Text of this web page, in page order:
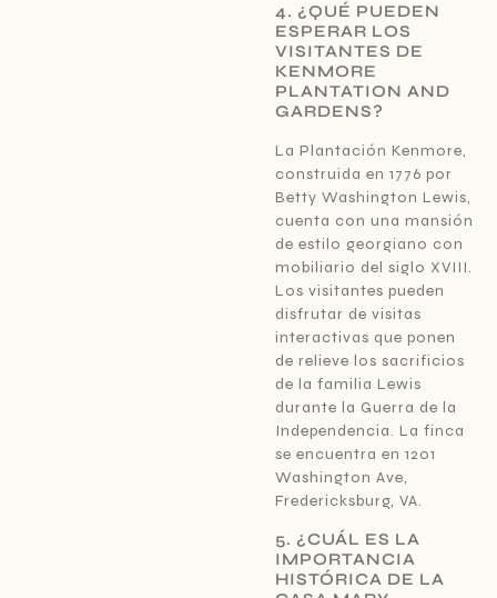
4. ¿QUÉ PUEDEN
ESPERAR LOS
VISITANTES DE
KENMORE
PLANTATION AND
GARDENS?
La Plantación Kenmore,
construida en 1776 por
Betty Washington Lewis,
cuenta con una mansión
de estilo georgiano con
mobiliario del siglo XVIII.
Los visitantes pueden
disfrutar de visitas
interactivas que ponen
de relieve los sacrificios
de la familia Lewis
durante la Guerra de la
Independencia. La finca
se encuentra en 1201
Washington Ave,
Fredericksburg, VA.
5. ¿CUÁL ES LA
IMPORTANCIA
HISTÓRICA DE LA